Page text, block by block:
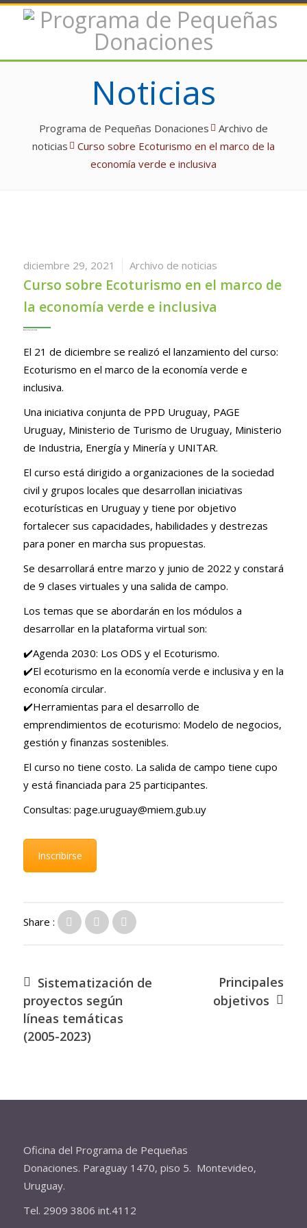
Noticias
Programa de Pequeñas Donaciones
Archivo de
noticias
Curso sobre Ecoturismo en el marco de la
economía verde e inclusiva
diciembre 29, 2021 Archivo de noticias
Curso sobre Ecoturismo en el marco de
la economía verde e inclusiva
El 21 de diciembre se realizó el lanzamiento del curso:
Ecoturismo en el marco de la economía verde e
inclusiva.
Una iniciativa conjunta de PPD Uruguay, PAGE
Uruguay, Ministerio de Turismo de Uruguay, Ministerio
de Industria, Energía y Minería y UNITAR.
El curso está dirigido a organizaciones de la sociedad
civil y grupos locales que desarrollan iniciativas
ecoturísticas en Uruguay y tiene por objetivo
fortalecer sus capacidades, habilidades y destrezas
para poner en marcha sus propuestas.
Se desarrollará entre marzo y junio de 2022 y constará
de 9 clases virtuales y una salida de campo.
Los temas que se abordarán en los módulos a
desarrollar en la plataforma virtual son:
✔️Agenda 2030: Los ODS y el Ecoturismo.
✔️El ecoturismo en la economía verde e inclusiva y en la
economía circular.
✔️Herramientas para el desarrollo de
emprendimientos de ecoturismo: Modelo de negocios,
gestión y finanzas sostenibles.
El curso no tiene costo. La salida de campo tiene cupo
y está financiada para 25 participantes.
Consultas: page.uruguay@miem.gub.uy
Inscribirse
Share :
Sistematización de
proyectos según
líneas temáticas
(2005-2023)
Principales
objetivos
Oficina del Programa de Pequeñas
Donaciones. Paraguay 1470, piso 5. Montevideo,
Uruguay.
Tel. 2909 3806 int.4112